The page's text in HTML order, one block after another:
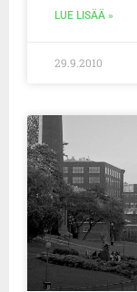
LUE LISÄÄ »
29.9.2010